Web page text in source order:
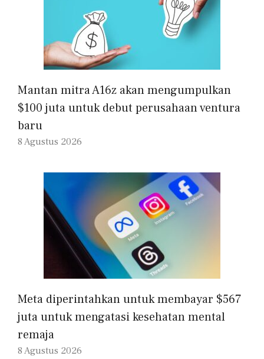
Mantan mitra A16z akan mengumpulkan
$100 juta untuk debut perusahaan ventura
baru
8 Agustus 2026
Meta diperintahkan untuk membayar $567
juta untuk mengatasi kesehatan mental
remaja
8 Agustus 2026